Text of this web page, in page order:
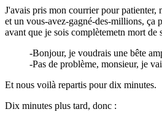
J'avais pris mon courrier pour patienter,
et un vous-avez-gagné-des-millions, ça
avant que je sois complètemetn mort de
-Bonjour, je voudrais une bête
-Pas de problème, monsieur, je
Et nous voilà repartis pour dix minutes.
Dix minutes plus tard, donc :